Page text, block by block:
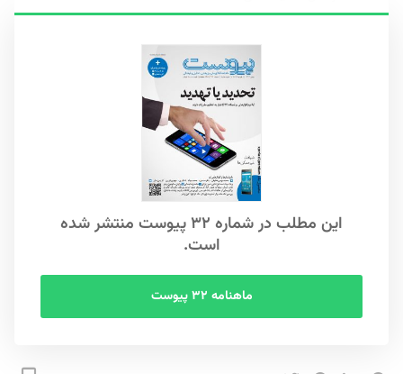
این مطلب در شماره ۳۲ پیوست منتشر شده
است.
ماهنامه ۳۲ پیوست